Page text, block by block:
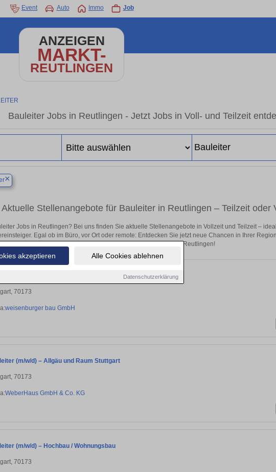
akzeptieren Alle Cookies ablehnen
Datenschutzerklärung
Event Auto Immo Job
ANZEIGEN
MARKT-
REUTLINGEN
Bauleiter Jobs in Reutlingen - Jetzt Jobs in Voll- und Teilzeit
×
Aktuelle Stellenangebote für Bauleiter in Reutlingen – Teilzeit oder
Jobs in Reutlingen? Bei uns finden Sie aktuelle Stellenangebote in Vollzeit und Teilzeit –
Egal ob im Büro, vor Ort oder remote: Entdecken Sie jetzt neue Chancen in Ihrer
auf passende Bauleiter-Stellen in Reutlingen!
(m/w/d) Rohbau
70173
weisenburger bau GmbH
(m/w/d) – Allgäu und Raum Stuttgart
70173
WeberHaus GmbH & Co. KG
(m/w/d) – Hochbau / Wohnungsbau
70173